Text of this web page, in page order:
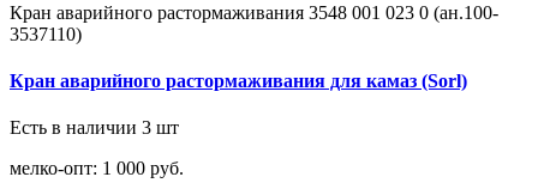
Кран аварийного растормаживания 3548 001 023 0 (ан.100-
3537110)
Кран аварийного растормаживания для камаз (Sorl)
Есть в наличии 3 шт
мелко-опт: 1 000 руб.